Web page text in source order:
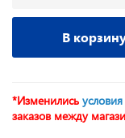
В
*Изменились
заказов между